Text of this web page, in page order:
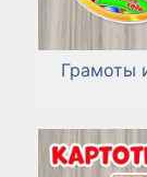
Грамоты